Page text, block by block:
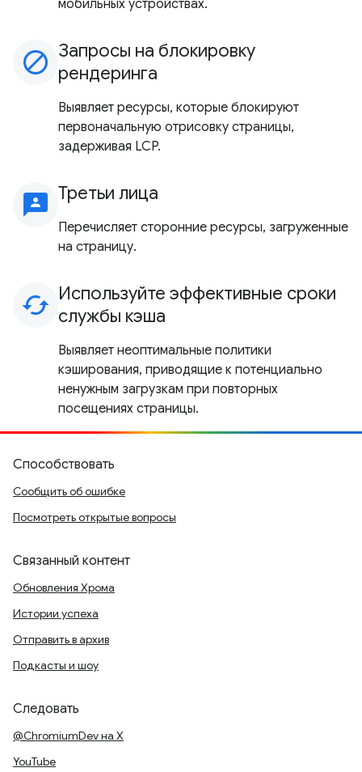
мобильных устройствах.
block Запросы на блокировку
рендеринга
Выявляет ресурсы, которые блокируют
первоначальную отрисовку страницы,
задерживая LCP.
3p Третьи лица
Перечисляет сторонние ресурсы, загруженные
на страницу.
cached Используйте эффективные сроки
службы кэша
Выявляет неоптимальные политики
кэширования, приводящие к потенциально
ненужным загрузкам при повторных
посещениях страницы.
Способствовать
Сообщить об ошибке
Посмотреть открытые вопросы
Связанный контент
Обновления Хрома
Истории успеха
Отправить в архив
Подкасты и шоу
Следовать
@ChromiumDev на X
YouTube